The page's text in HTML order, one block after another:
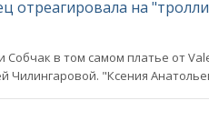
в том самом платье от
Чилингаровой. "Ксения